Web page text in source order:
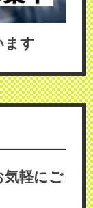
ます
気軽にご